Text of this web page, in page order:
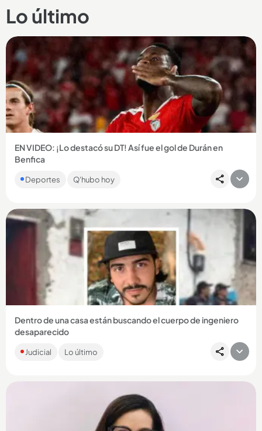
Lo último
EN VIDEO: ¡Lo destacó su DT! Así fue el gol de Durán en
Benfica
El colombiano marcó en el triunfo 6-1 del Benfica ante Hearts
y consiguió su primer gol oficial con el conjunto portugués....
Deportes Q'hubo hoy
Compartir Noticia
Dentro de una casa están buscando el cuerpo de ingeniero
desaparecido
secuestrado por miembros del grupo El Mesa. Se investiga si
Judicial Lo último